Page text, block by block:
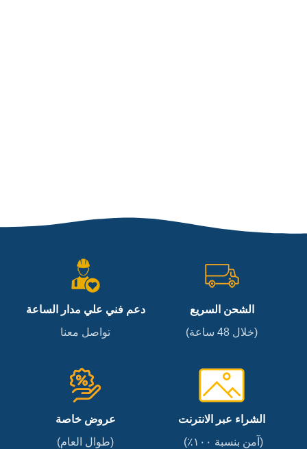
الشحن السريع
(خلال 48 ساعة)
دعم فني علي مدار الساعة
تواصل معنا
الشراء عبر الانترنت
(آمن بنسبة ١٠٠٪)
عروض خاصة
(طوال العام)